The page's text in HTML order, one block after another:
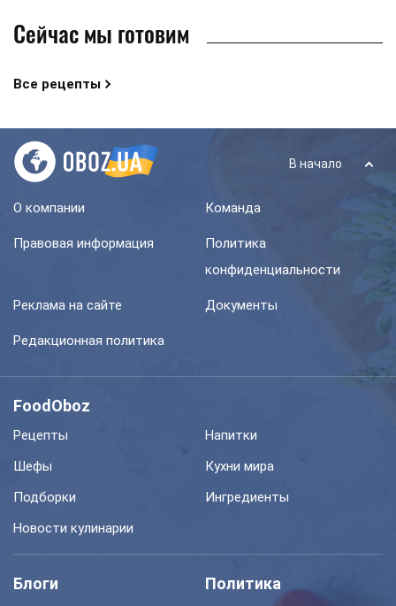
Сейчас мы готовим
Все рецепты
В начало
О компании Команда
Правовая информация
Политика
конфиденциальности
Реклама на сайте Документы
Редакционная политика
FoodOboz
Рецепты
Напитки
Шефы
Кухни мира
Подборки
Ингредиенты
Новости кулинарии
Блоги Политика